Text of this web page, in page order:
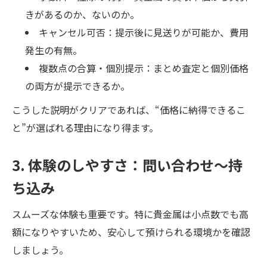
きがあるのか、ないのか。
キャンセル可否：提示後に見送りが可能か、費用
発生の有無。
複数点の合算・個別提示：まとめ査定と個別価格
の両方が提示できるか。
こうした説明がクリアであれば、“価格に納得できるこ
と”が選ばれる理由になり得ます。
3. 体験のしやすさ：問い合わせ〜持
ち込み
スムーズな体験も重要です。特に貴金属は小点数でも高
額になりやすいため、安心して預けられる環境かを確認
しましょう。